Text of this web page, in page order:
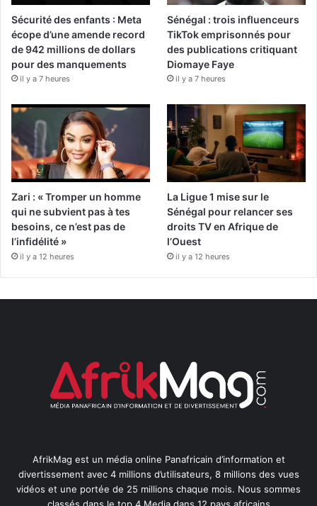
Sécurité des enfants : Meta
écope d’une amende record
de 942 millions de dollars
pour des manquements
il y a 7 heures
Sénégal : trois influenceurs
TikTok emprisonnés pour
des publications critiquant
Diomaye Faye
il y a 7 heures
Zari : « Tromper un homme
qui ne subvient pas à tes
besoins, ce n’est pas de
l’infidélité »
il y a 12 heures
La Ligue 1 mise sur le
Sénégal pour relancer ses
droits TV en Afrique de
l’Ouest
il y a 12 heures
AfrikMag est un média online Panafricain d’information et
divertissement avec 4 millions d’utilisateurs, 8 millions des vues
vidéos et une portée de 25 millions chaque mois. Nous sommes
classés dans le top 4 Media dans 12 pays africains